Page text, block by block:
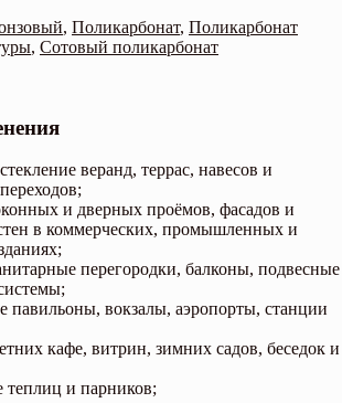
, Поликарбонат, Поликарбонат
, Сотовый поликарбонат
веранд, террас, навесов и
и дверных проёмов, фасадов и
в коммерческих, промышленных и
перегородки, балконы, подвесные
павильоны, вокзалы, аэропорты, станции
кафе, витрин, зимних садов, беседок и
теплиц и парников;